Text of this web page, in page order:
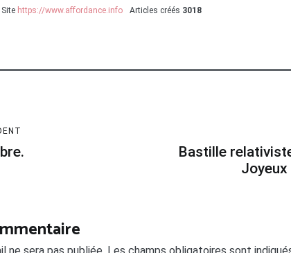
Site https://www.affordance.info Articles créés 3018
Bastille
Joyeux